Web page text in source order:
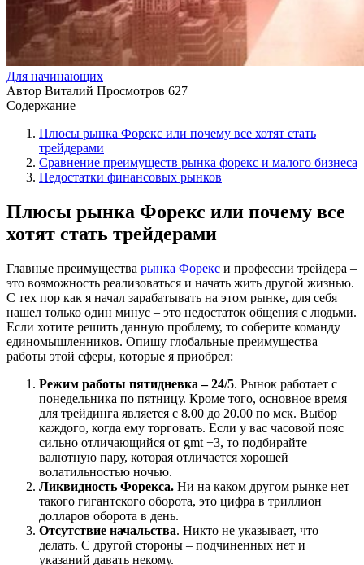
Для начинающих
Автор Виталий Просмотров 627
Содержание
Плюсы рынка Форекс или почему все хотят стать
трейдерами
Сравнение преимуществ рынка форекс и малого бизнеса
Недостатки финансовых рынков
Плюсы рынка Форекс или почему все
хотят стать трейдерами
Главные преимущества рынка Форекс и профессии трейдера –
это возможность реализоваться и начать жить другой жизнью.
С тех пор как я начал зарабатывать на этом рынке, для себя
нашел только один минус – это недостаток общения с людьми.
Если хотите решить данную проблему, то соберите команду
единомышленников. Опишу глобальные преимущества
работы этой сферы, которые я приобрел:
Режим работы пятидневка – 24/5. Рынок работает с
понедельника по пятницу. Кроме того, основное время
для трейдинга является с 8.00 до 20.00 по мск. Выбор
каждого, когда ему торговать. Если у вас часовой пояс
сильно отличающийся от gmt +3, то подбирайте
валютную пару, которая отличается хорошей
волатильностью ночью.
Ликвидность Форекса. Ни на каком другом рынке нет
такого гигантского оборота, это цифра в триллион
долларов оборота в день.
Отсутствие начальства. Никто не указывает, что
делать. С другой стороны – подчиненных нет и
указаний давать некому.